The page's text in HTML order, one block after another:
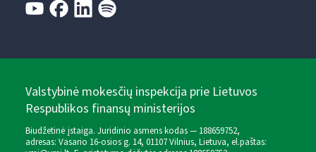
Valstybinė mokesčių inspekcija prie Lietuvos
Respublikos finansų ministerijos
Biudžetinė įstaiga. Juridinio asmens kodas — 188659752,
adresas: Vasario 16-osios g. 14, 01107 Vilnius, Lietuva, el.paštas: